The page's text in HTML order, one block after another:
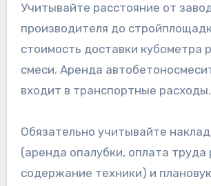
Учитывайте расстояние от
производителя до
стоимость доставки кубометра
смеси. Аренда
входит в транспортные расходы.
Обязательно учитывайте
(аренда опалубки, оплата труда
содержание техники) и